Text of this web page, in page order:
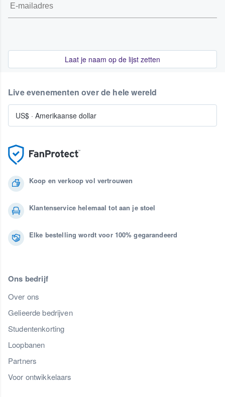
Laat je naam op de lijst zetten
Koop en verkoop vol vertrouwen
Klantenservice helemaal tot aan je stoel
Elke bestelling wordt voor 100% gegarandeerd
Ons bedrijf
Over ons
Gelieerde bedrijven
Studentenkorting
Loopbanen
Partners
Voor ontwikkelaars
Live evenementen over de hele wereld
US$ · Amerikaanse dollar